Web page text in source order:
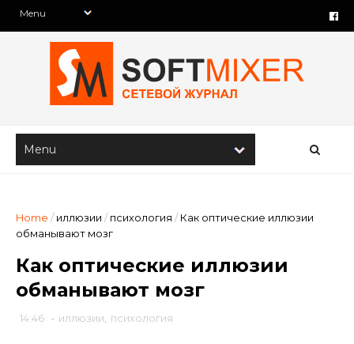
Home / иллюзии / психология / Как оптические иллюзии
обманывают мозг
Как оптические иллюзии
обманывают мозг
14:46 - иллюзии психология